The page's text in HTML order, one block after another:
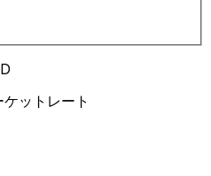
ットレート